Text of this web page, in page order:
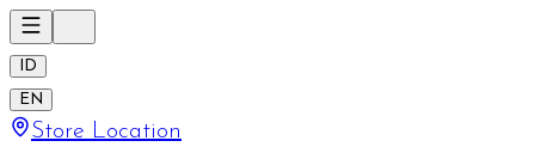
ID
EN
Store Location